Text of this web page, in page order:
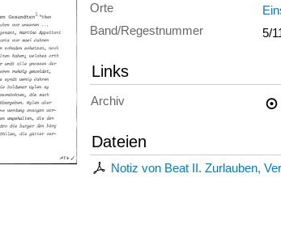
Orte
Band/Regestnummer
5/
Links
Archiv
Dateien
Notiz von Beat II. Zurlauben,